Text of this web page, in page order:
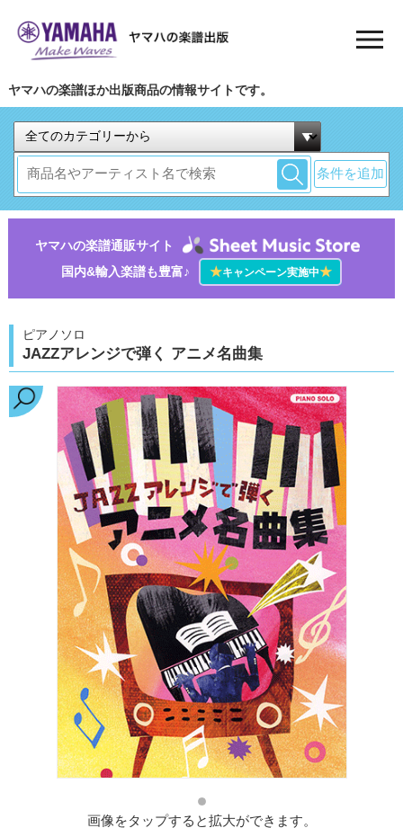
ヤマハの楽譜ほか出版商品の情報サイトです。
条件を追加
ヤマハの楽譜通販サイト
国内&輸入楽譜も豊富♪
★キャンペーン実施中★
ピアノソロ
JAZZアレンジで弾く アニメ名曲集
画像をタップすると拡大ができます。